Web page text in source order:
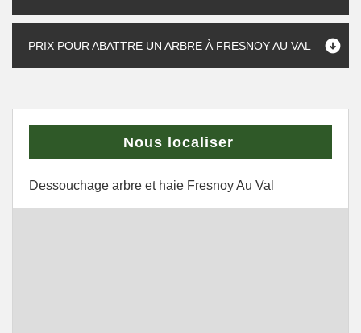
PRIX POUR ABATTRE UN ARBRE À FRESNOY AU VAL
Nous localiser
Dessouchage arbre et haie Fresnoy Au Val